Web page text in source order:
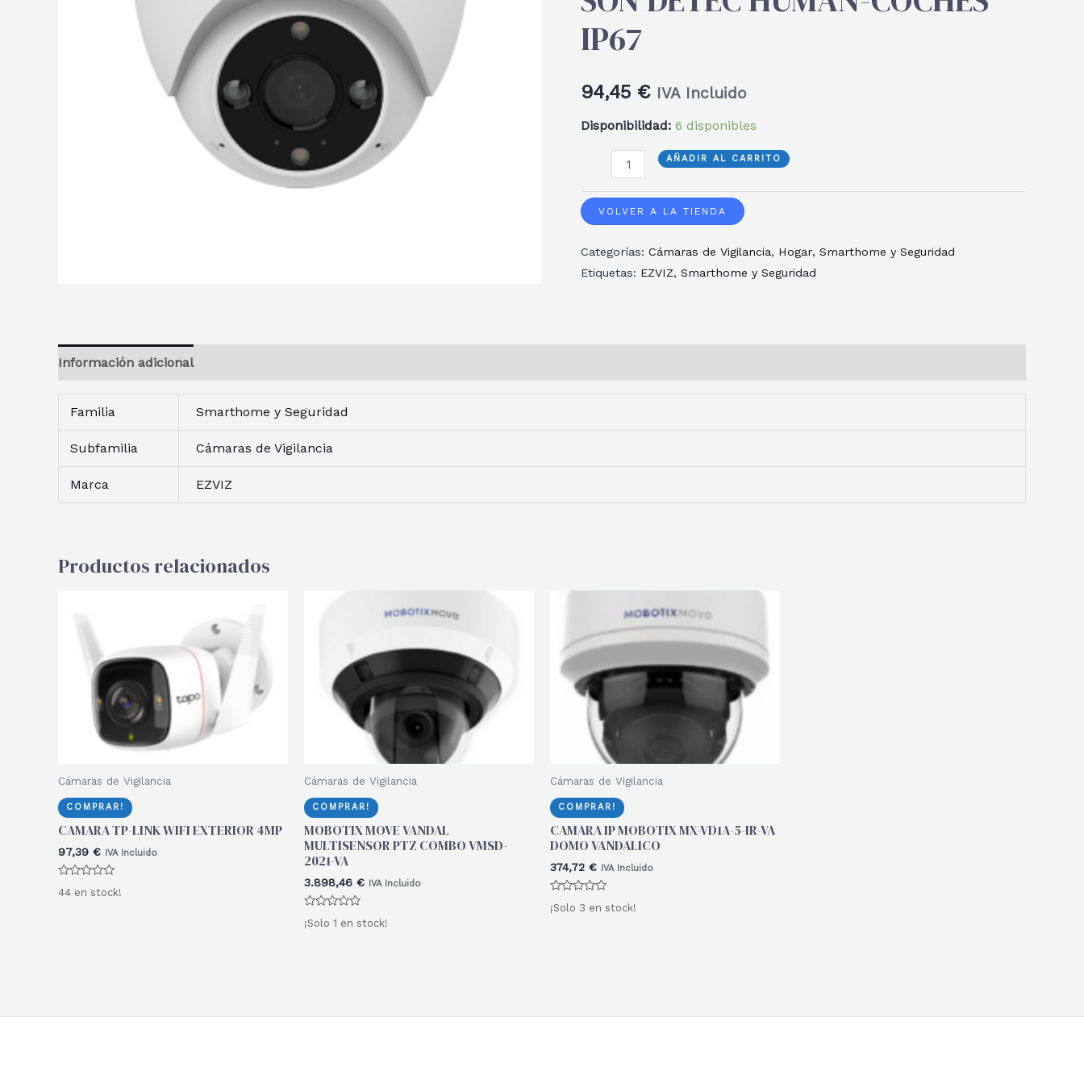
IP67
94,45 € IVA Incluido
Disponibilidad: 6 disponibles
2K
COLOR
CONV
LUZ-
DETEC
IP67
AÑADIR AL CARRITO
VOLVER A LA TIENDA
Categorías: Cámaras de Vigilancia, Hogar, Smarthome y Seguridad
Etiquetas: EZVIZ, Smarthome y Seguridad
Información adicional
Familia Smarthome y Seguridad
Subfamilia Cámaras de Vigilancia
Marca EZVIZ
Productos relacionados
Cámaras de Vigilancia
COMPRAR!
CAMARA TP-LINK WIFI EXTERIOR 4MP
97,39 € IVA Incluido
con
44 en stock!
Cámaras de Vigilancia
COMPRAR!
MOBOTIX MOVE VANDAL
MULTISENSOR PTZ COMBO VMSD-
2021-VA
3.898,46 € IVA Incluido
Valorado
con
¡Solo 1 en stock!
Cámaras de Vigilancia
COMPRAR!
CAMARA IP MOBOTIX MX-VD1A-5-IR-VA
DOMO VANDALICO
374,72 € IVA Incluido
Valorado
con
¡Solo 3 en stock!